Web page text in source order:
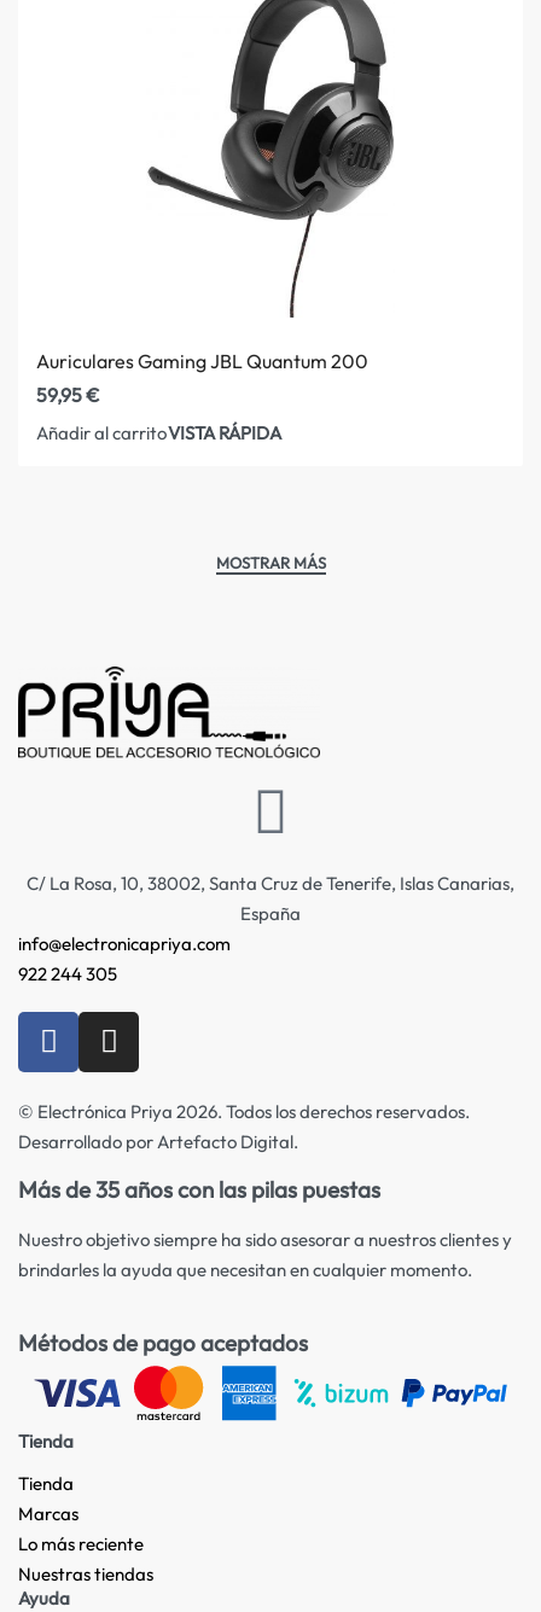
Auriculares Gaming JBL Quantum 200
59,95€
Añadir al carritoVISTA RÁPIDA
C/ La Rosa, 10, 38002, Santa Cruz de Tenerife, Islas Canarias,
España
info@electronicapriya.com
922 244 305
© Electrónica Priya 2026. Todos los derechos reservados.
Desarrollado por Artefacto Digital.
Más de 35 años con las pilas puestas
Nuestro objetivo siempre ha sido asesorar a nuestros clientes y
brindarles la ayuda que necesitan en cualquier momento.
Métodos de pago aceptados
Tienda
Tienda
Marcas
Lo más reciente​
Nuestras tiendas​
Ayuda